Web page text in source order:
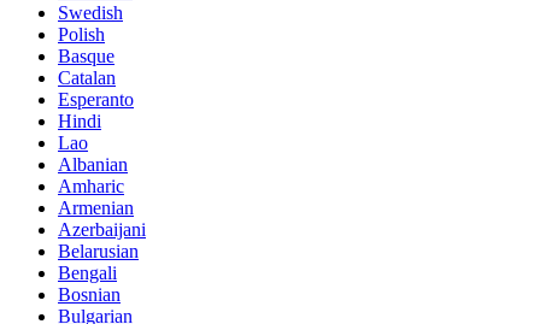
Swedish
Polish
Basque
Catalan
Esperanto
Hindi
Lao
Albanian
Amharic
Armenian
Azerbaijani
Belarusian
Bengali
Bosnian
Bulgarian